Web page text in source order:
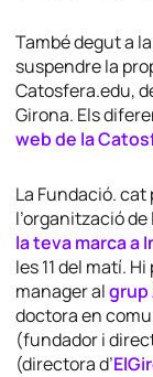
També degut a
suspendre la
Catosfera.edu,
Girona. Els
web de la
La Fundació.
l’organització
la teva marca a
les 11 del matí.
manageralgrup
doctora en
(fundador i
(directora d’